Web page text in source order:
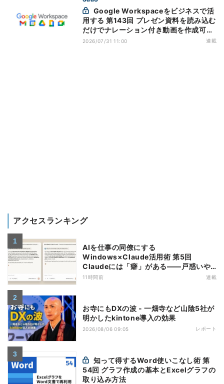
用する 第143回 プレゼン資料を読み込む
だけでナレーション付き動画を作成可能
になった「Google Vids」
2026/07/31 11:00 連載
アクセスランキング
AIを仕事の同僚にする
Windows×Claude活用術 第5回
Claudeには「癖」がある――戸惑いや
すい7つの仕様
11時間前 連載
お寺にもDXの波 - 一畑寺など山陰5社が
明かしたkintone導入の効果
2026/08/06 09:05 レポート
54回 グラフ作成の基本とExcelグラフの
取り込み方法